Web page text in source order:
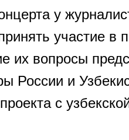
у
участие в
их вопросы
России и
с